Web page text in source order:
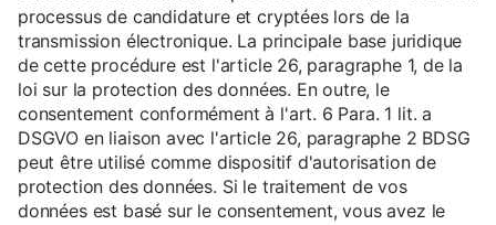
processus de candidature et cryptées lors de la
transmission électronique. La principale base juridique
de cette procédure est l'article 26, paragraphe 1, de la
loi sur la protection des données. En outre, le
consentement conformément à l'art. 6 Para. 1 lit. a
DSGVO en liaison avec l'article 26, paragraphe 2 BDSG
peut être utilisé comme dispositif d'autorisation de
protection des données. Si le traitement de vos
données est basé sur le consentement, vous avez le